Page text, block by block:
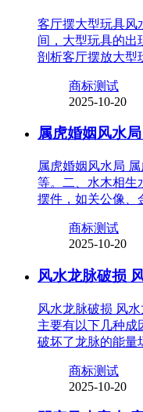
客厅摆大型玩具风
间，大型玩具的出
剖析客厅摆放大型
商标测试
2025-10-20
属虎婚姻风水
属虎婚姻风水局
等。二、水木相生
摆件，如关公像、
商标测试
2025-10-20
风水龙脉破损
风水龙脉破损 风
主要有以下几种成
破坏了龙脉的能量
商标测试
2025-10-20